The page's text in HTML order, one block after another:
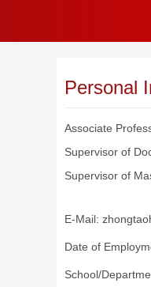
Personal
Associate
Supervisor of
Supervisor of
E-Mail:
Date of
School/